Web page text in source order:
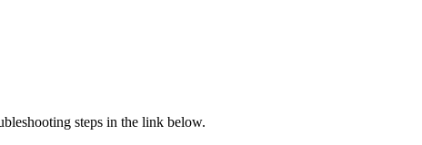
steps in the link below.